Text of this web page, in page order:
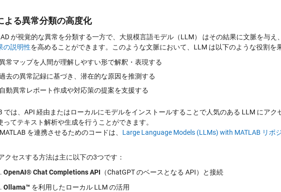
よる異常分類の高度化
が視覚的な異常を分類する一方で、大規模言語モデル（LLM） はその結果に文脈を与え
の説明性を高めることができます。このような文脈において、LLM は以下のような役割を
常マップを人間が理解しやすい形で解釈・表現する
去の異常記録に基づき、潜在的な原因を推測する
動異常レポート作成や対応策の提案を支援する
では、API 経由またはローカルにモデルをインストールすることで人気のある LLM にア
ってテキスト解析や生成を行うことができます。
を連携させるためのコードは、 Large Language Models (LLMs) with MATLAB リポ
クセスする方法は主に以下の3つです：
OpenAI® Chat Completions API （ChatGPT のベースとなる API）と接続
Ollama™ を利用したローカル LLM の活用